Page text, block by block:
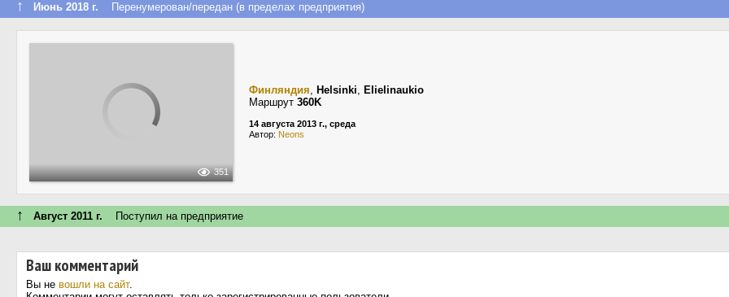
↑ Июнь 2018 г. Перенумерован/передан (в пределах предприятия)
351
Финляндия, Helsinki, Elielinaukio
Маршрут 360K
14 августа 2013 г., среда
Автор: Neons
↑ Август 2011 г. Поступил на предприятие
Ваш комментарий
Вы не вошли на сайт.